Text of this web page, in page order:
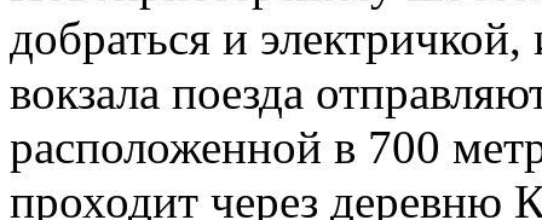
добраться и
вокзала поезда
расположенной в 700
проходит через деревню